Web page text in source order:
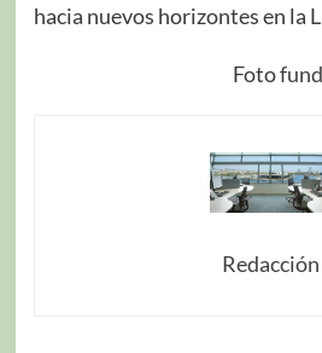
hacia nuevos horizontes en la
Foto
Redacción